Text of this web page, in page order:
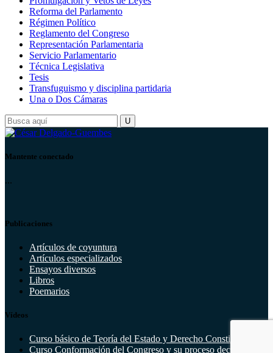
Reforma del Parlamento
Régimen Político
Reglamento del Congreso
Representación Parlamentaria
Servicio Parlamentario
Técnica Legislativa
Tesis
Transfuguismo y disciplina partidaria
Una o Dos Cámaras
Mantente conectado
...
Publicaciones
Artículos de coyuntura
Artículos especializados
Ensayos diversos
Libros
Poemarios
Vídeos
Curso básico de Teoría del Estado y Derecho Constitucional
Curso Conformación del Congreso y su proceso decisorio